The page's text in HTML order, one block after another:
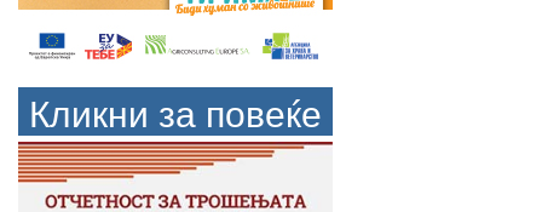
Кликни за повеќе